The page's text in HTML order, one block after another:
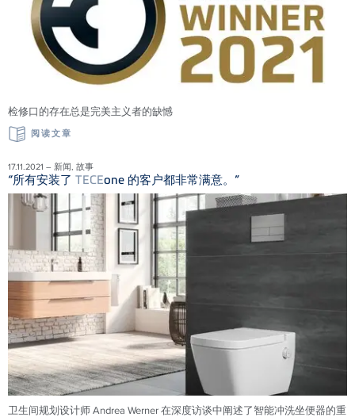
检修口的存在总是完美主义者的缺憾
阅读文章
17.11.2021 – 新闻, 故事
“所有安装了 TECEone 的客户都非常满意。”
卫生间规划设计师 Andrea Werner 在深度访谈中阐述了智能冲洗坐便器的重